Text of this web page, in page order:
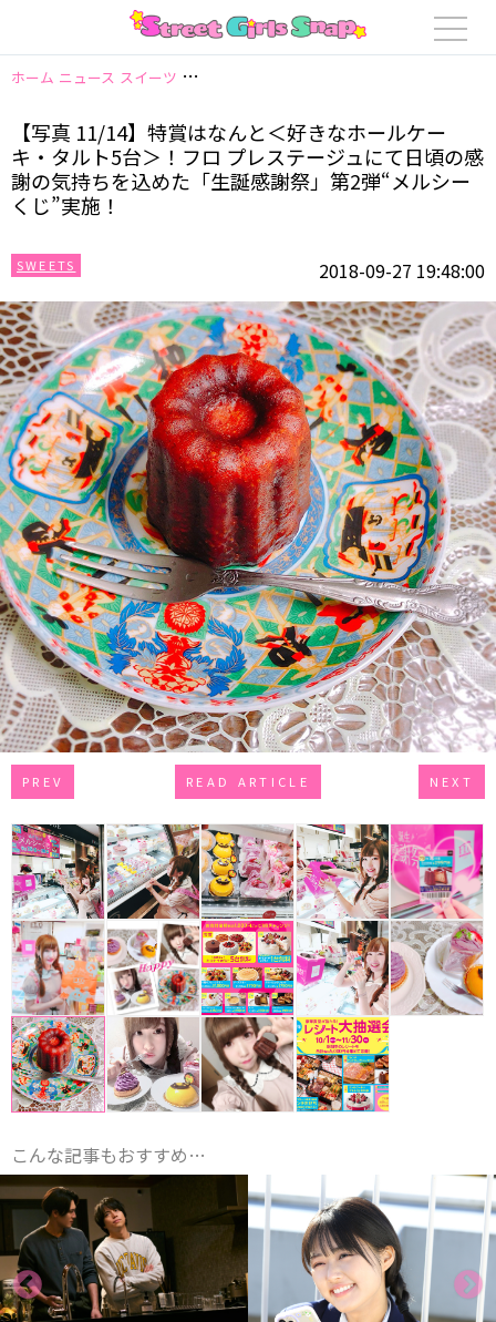
ホーム ニュース スイーツ 【写真 11/14】特賞はなんと＜好きなホールケ
【写真 11/14】特賞はなんと＜好きなホールケー
キ・タルト5台＞！フロ プレステージュにて日頃の感
謝の気持ちを込めた「生誕感謝祭」第2弾“メルシー
くじ”実施！
SWEETS 2018-09-27 19:48:00
PREV READ ARTICLE NEXT
こんな記事もおすすめ…